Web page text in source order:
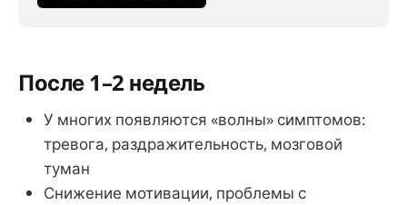
После 1–2 недель
У многих появляются «волны» симптомов:
тревога, раздражительность, мозговой
туман
Снижение мотивации, проблемы с